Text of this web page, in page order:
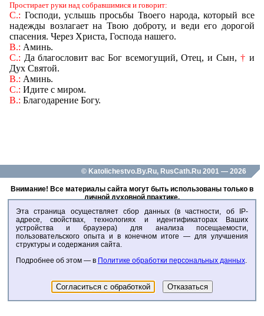
Простирает руки над собравшимися и говорит:
С.: Господи, услышь просьбы Твоего народа, который все
надежды возлагает на Твою доброту, и веди его дорогой
спасения. Через Христа, Господа нашего.
В.: Аминь.
С.: Да благословит вас Бог всемогущий, Отец, и Сын, † и
Дух Святой.
В.: Аминь.
С.: Идите с миром.
В.: Благодарение Богу.
© Katolichestvo.By.Ru, RusCath.Ru 2001 — 2026
Внимание! Все материалы сайта могут быть использованы только в
личной духовной практике.
администраторов сайта!
Эта страница осуществляет сбор данных (в частности, об IP-
адресе, свойствах, технологиях и идентификаторах Ваших
устройства и браузера) для анализа посещаемости,
пользовательского опыта и в конечном итоге — для улучшения
структуры и содержания сайта.
Подробнее об этом — в Политике обработки персональных данных.
Согласиться с обработкой Отказаться